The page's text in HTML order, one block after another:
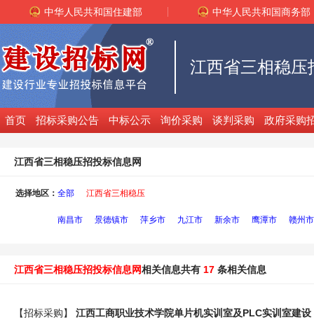
中华人民共和国住建部 中华人民共和国商务部
江西省三相稳压
首页 招标采购公告 中标公示 询价采购 谈判采购 政府采购
江西省三相稳压招投标信息网
选择地区： 全部 江西省三相稳压
南昌市 景德镇市 萍乡市 九江市 新余市 鹰潭市 赣州市
江西省三相稳压招投标信息网相关信息共有 17 条相关信息
【招标采购】 江西工商职业技术学院单片机实训室及PLC实训室建